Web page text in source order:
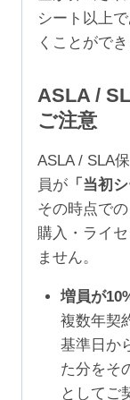
シート以上
くことができ
ASLA /
ご注意
ASLA / SLA
員が 「当初
その時点で
購入・ライ
ません。
増員が
複数年契
基準日か
た分をそ
としてご